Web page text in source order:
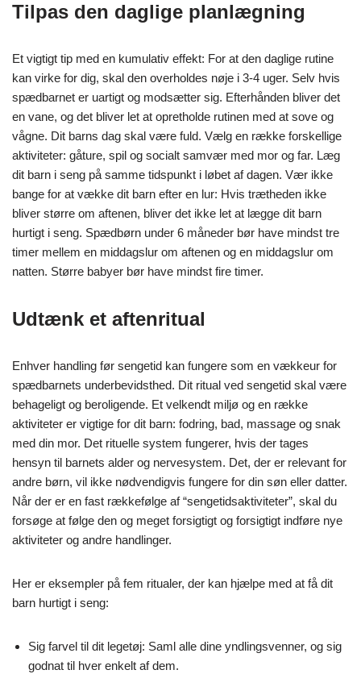
Tilpas den daglige planlægning
Et vigtigt tip med en kumulativ effekt: For at den daglige rutine
kan virke for dig, skal den overholdes nøje i 3-4 uger. Selv hvis
spædbarnet er uartigt og modsætter sig. Efterhånden bliver det
en vane, og det bliver let at opretholde rutinen med at sove og
vågne. Dit barns dag skal være fuld. Vælg en række forskellige
aktiviteter: gåture, spil og socialt samvær med mor og far. Læg
dit barn i seng på samme tidspunkt i løbet af dagen. Vær ikke
bange for at vække dit barn efter en lur: Hvis trætheden ikke
bliver større om aftenen, bliver det ikke let at lægge dit barn
hurtigt i seng. Spædbørn under 6 måneder bør have mindst tre
timer mellem en middagslur om aftenen og en middagslur om
natten. Større babyer bør have mindst fire timer.
Udtænk et aftenritual
Enhver handling før sengetid kan fungere som en vækkeur for
spædbarnets underbevidsthed. Dit ritual ved sengetid skal være
behageligt og beroligende. Et velkendt miljø og en række
aktiviteter er vigtige for dit barn: fodring, bad, massage og snak
med din mor. Det rituelle system fungerer, hvis der tages
hensyn til barnets alder og nervesystem. Det, der er relevant for
andre børn, vil ikke nødvendigvis fungere for din søn eller datter.
Når der er en fast rækkefølge af “sengetidsaktiviteter”, skal du
forsøge at følge den og meget forsigtigt og forsigtigt indføre nye
aktiviteter og andre handlinger.
Her er eksempler på fem ritualer, der kan hjælpe med at få dit
barn hurtigt i seng:
Sig farvel til dit legetøj: Saml alle dine yndlingsvenner, og sig
godnat til hver enkelt af dem.